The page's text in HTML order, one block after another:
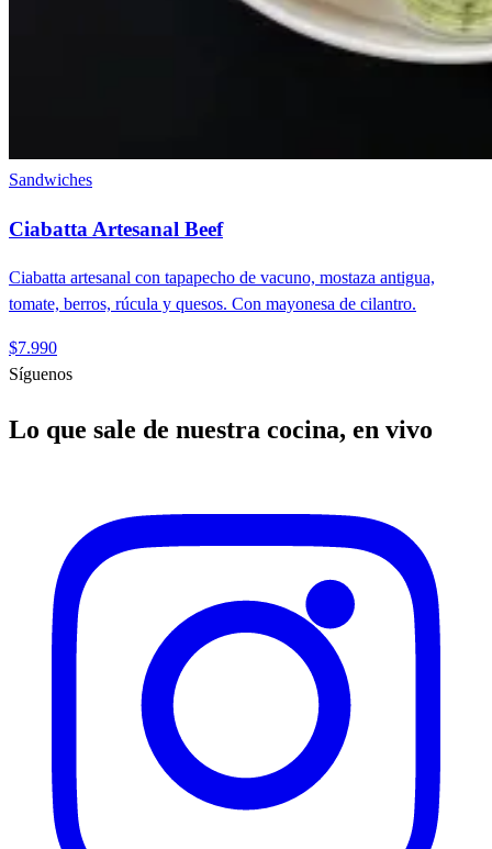
Sandwiches
Ciabatta Artesanal Beef
Ciabatta artesanal con tapapecho de vacuno, mostaza antigua,
tomate, berros, rúcula y quesos. Con mayonesa de cilantro.
$7.990
Síguenos
Lo que sale de nuestra cocina, en vivo